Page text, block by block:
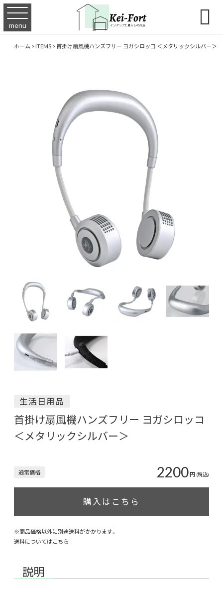
menu 
ホーム>ITEMS>首掛け扇風機ハンズフリー ヨガシロッコ ＜メタリックシルバー＞
生活日用品
首掛け扇風機ハンズフリー ヨガシロッコ
＜メタリックシルバー＞
通常価格 2200円 (税込)
購入はこちら
※商品価格以外に別途送料がかかります。
送料についてはこちら
説明